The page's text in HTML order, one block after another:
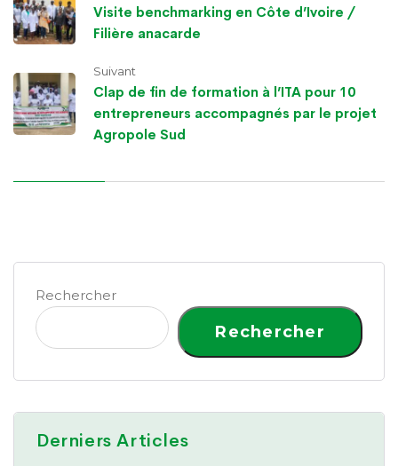
Visite benchmarking en Côte d’Ivoire /
Filière anacarde
Suivant
Clap de fin de formation à l’ITA pour 10
entrepreneurs accompagnés par le projet
Agropole Sud
Rechercher
Rechercher
Derniers Articles